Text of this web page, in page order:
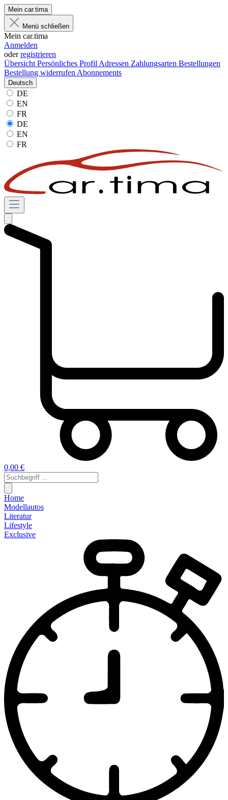
Mein car.tima
Menü schließen
Mein car.tima
Anmelden
oderregistrieren
Übersicht Persönliches Profil Adressen Zahlungsarten Bestellungen
Bestellung widerrufen Abonnements
Deutsch
DE
EN
FR
DE
EN
FR
0,00 €
Home
Modellautos
Literatur
Lifestyle
Exclusive